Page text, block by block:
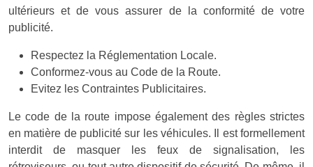
ultérieurs et de vous assurer de la conformité de votre
publicité.
Respectez la Réglementation Locale.
Conformez-vous au Code de la Route.
Evitez les Contraintes Publicitaires.
Le code de la route impose également des règles strictes
en matière de publicité sur les véhicules. Il est formellement
interdit de masquer les feux de signalisation, les